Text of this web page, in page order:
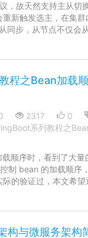
，故天然支持主从切
新触发选主，在集
同步，从节点不仅会
程之Bean加载
2317 0
系列教程之
顺序时，看到了大量
制 bean 的加载顺序
的验证过，本文希
构与微服务架构